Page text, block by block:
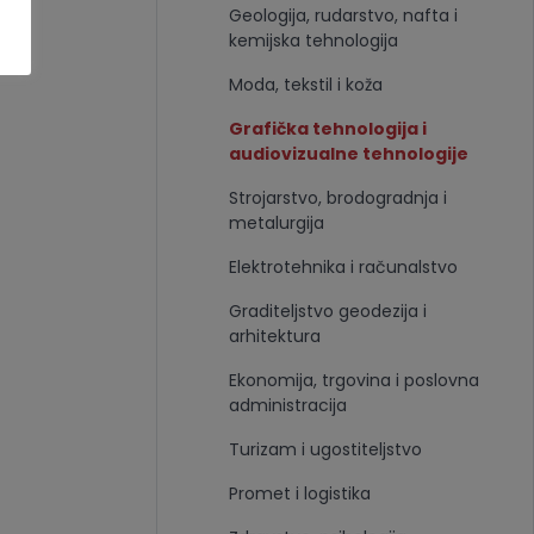
Geologija, rudarstvo, nafta i
kemijska tehnologija
Moda, tekstil i koža
Grafička tehnologija i
audiovizualne tehnologije
Strojarstvo, brodogradnja i
metalurgija
Elektrotehnika i računalstvo
Graditeljstvo geodezija i
arhitektura
Ekonomija, trgovina i poslovna
administracija
Turizam i ugostiteljstvo
Promet i logistika